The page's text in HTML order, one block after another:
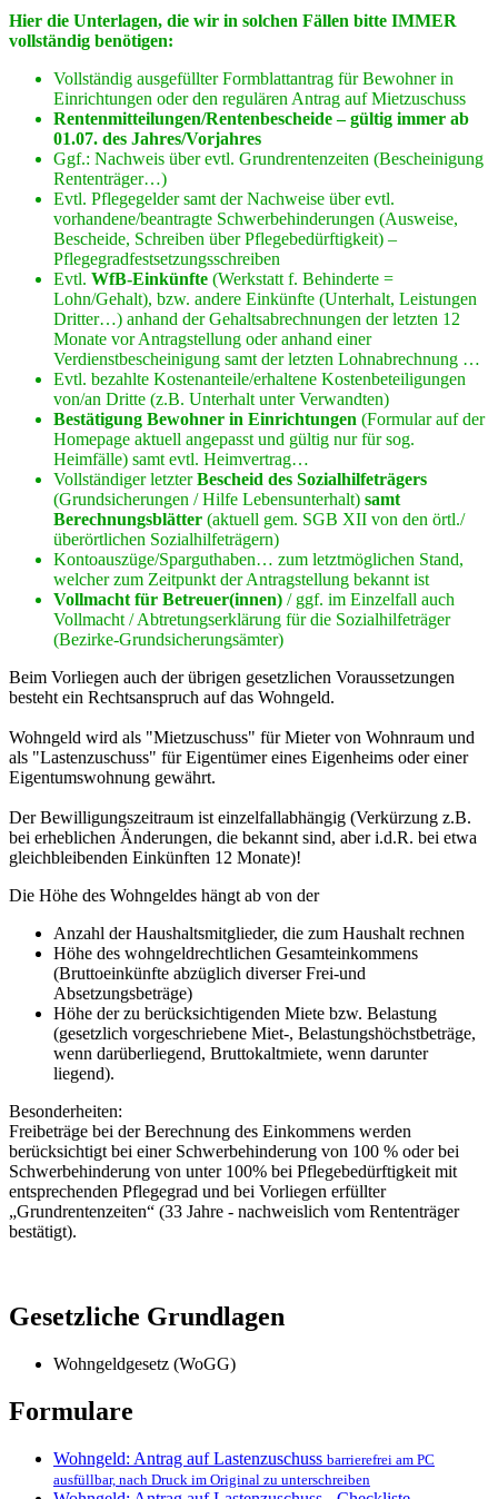
Hier die Unterlagen, die wir in solchen Fällen bitte IMMER
vollständig benötigen:
Vollständig ausgefüllter Formblattantrag für Bewohner in
Einrichtungen oder den regulären Antrag auf Mietzuschuss
Rentenmitteilungen/Rentenbescheide – gültig immer ab
01.07. des Jahres/Vorjahres
Ggf.: Nachweis über evtl. Grundrentenzeiten (Bescheinigung
Rententräger…)
Evtl. Pflegegelder samt der Nachweise über evtl.
vorhandene/beantragte Schwerbehinderungen (Ausweise,
Bescheide, Schreiben über Pflegebedürftigkeit) –
Pflegegradfestsetzungsschreiben
Evtl. WfB-Einkünfte (Werkstatt f. Behinderte =
Lohn/Gehalt), bzw. andere Einkünfte (Unterhalt, Leistungen
Dritter…) anhand der Gehaltsabrechnungen der letzten 12
Monate vor Antragstellung oder anhand einer
Verdienstbescheinigung samt der letzten Lohnabrechnung …
Evtl. bezahlte Kostenanteile/erhaltene Kostenbeteiligungen
von/an Dritte (z.B. Unterhalt unter Verwandten)
Bestätigung Bewohner in Einrichtungen (Formular auf der
Homepage aktuell angepasst und gültig nur für sog.
Heimfälle) samt evtl. Heimvertrag…
Vollständiger letzterBescheid des Sozialhilfeträgers
(Grundsicherungen / Hilfe Lebensunterhalt) samt
Berechnungsblätter (aktuell gem. SGB XII von den örtl./
überörtlichen Sozialhilfeträgern)
Kontoauszüge/Sparguthaben… zum letztmöglichen Stand,
welcher zum Zeitpunkt der Antragstellung bekannt ist
Vollmacht für Betreuer(innen) / ggf. im Einzelfall auch
Vollmacht / Abtretungserklärung für die Sozialhilfeträger
(Bezirke-Grundsicherungsämter)
Beim Vorliegen auch der übrigen gesetzlichen Voraussetzungen
besteht ein Rechtsanspruch auf das Wohngeld.
Wohngeld wird als "Mietzuschuss" für Mieter von Wohnraum und
als "Lastenzuschuss" für Eigentümer eines Eigenheims oder einer
Eigentumswohnung gewährt.
Der Bewilligungszeitraum ist einzelfallabhängig (Verkürzung z.B.
bei erheblichen Änderungen, die bekannt sind, aber i.d.R. bei etwa
gleichbleibenden Einkünften 12 Monate)!
Die Höhe des Wohngeldes hängt ab von der
Anzahl der Haushaltsmitglieder, die zum Haushalt rechnen
Höhe des wohngeldrechtlichen Gesamteinkommens
(Bruttoeinkünfte abzüglich diverser Frei-und
Absetzungsbeträge)
Höhe der zu berücksichtigenden Miete bzw. Belastung
(gesetzlich vorgeschriebene Miet-, Belastungshöchstbeträge,
wenn darüberliegend, Bruttokaltmiete, wenn darunter
liegend).
Besonderheiten:
Freibeträge bei der Berechnung des Einkommens werden
berücksichtigt bei einer Schwerbehinderung von 100 % oder bei
Schwerbehinderung von unter 100% bei Pflegebedürftigkeit mit
entsprechenden Pflegegrad und bei Vorliegen erfüllter
„Grundrentenzeiten“ (33 Jahre - nachweislich vom Rententräger
bestätigt).
Gesetzliche Grundlagen
Wohngeldgesetz (WoGG)
Formulare
Wohngeld: Antrag auf Lastenzuschuss barrierefrei am PC
ausfüllbar, nach Druck im Original zu unterschreiben